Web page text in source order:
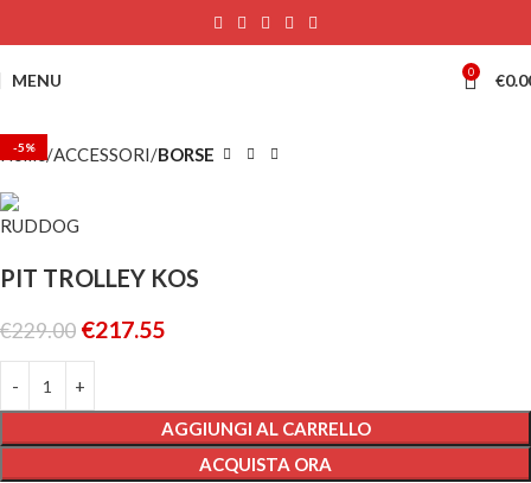
MENU 0 €
-5%
Home ACCESSORI BORSE
PIT TROLLEY KOS
€229.00 €217.55
AGGIUNGI AL CARRELLO
ACQUISTA ORA